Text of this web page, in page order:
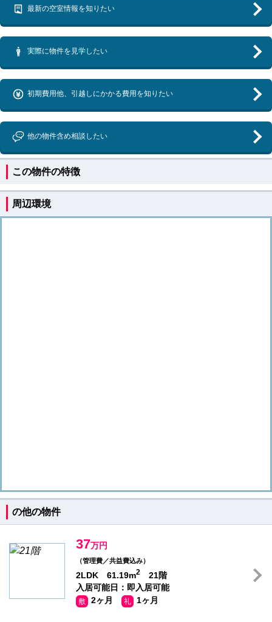
最新の空室情報を知りたい
実際に物件を見学したい
初期費用他、引越しにかかる費用を知りたい
他の物件含め相談したい
この物件の特徴
周辺環境
の他の物件
37万円
（管理費／共益費込み）
2LDK 61.19m2
21階
入居可能日：即入居可能
敷 2ヶ月 礼 1ヶ月